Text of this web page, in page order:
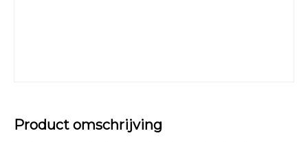
Product omschrijving